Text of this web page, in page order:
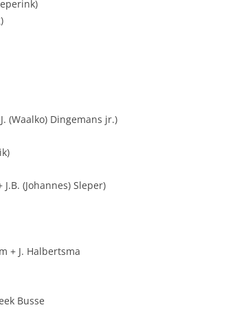
(Waalko) Dingemans jr.)
J.B. (Johannes) Sleper)
+ J. Halbertsma
Busse